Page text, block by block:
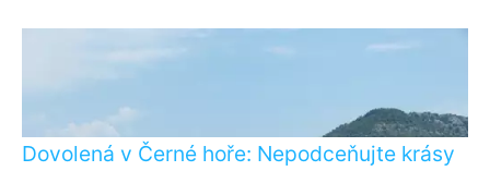
Dovolená v Černé hoře: Nepodceňujte krásy